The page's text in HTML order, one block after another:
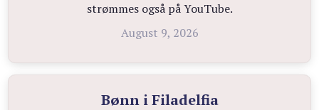
strømmes også på YouTube.
August 9, 2026
Bønn i Filadelfia